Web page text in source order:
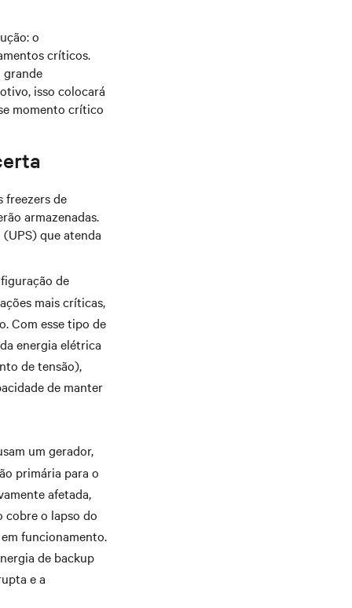
o
críticos.
grande
isso colocará
momento crítico
freezers de
armazenadas.
que atenda
de
mais críticas,
Com esse tipo de
energia elétrica
de tensão),
de manter
um gerador,
primária para o
afetada,
cobre o lapso do
funcionamento.
de backup
e a